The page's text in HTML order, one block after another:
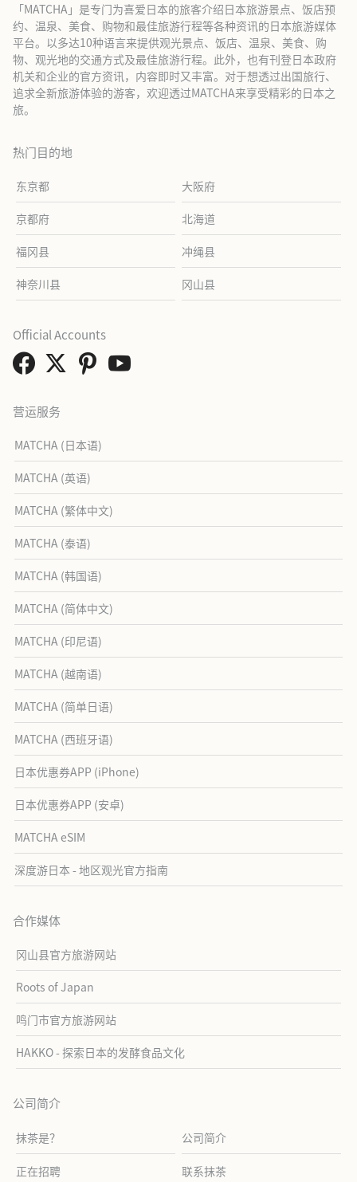
「MATCHA」是专门为喜爱日本的旅客介绍日本旅游景点、饭店预
约、温泉、美食、购物和最佳旅游行程等各种资讯的日本旅游媒体
平台。以多达10种语言来提供观光景点、饭店、温泉、美食、购
物、观光地的交通方式及最佳旅游行程。此外，也有刊登日本政府
机关和企业的官方资讯，内容即时又丰富。对于想透过出国旅行、
追求全新旅游体验的游客，欢迎透过MATCHA来享受精彩的日本之
旅。
热门目的地
东京都 大阪府
京都府 北海道
福冈县 冲绳县
神奈川县 冈山县
营运服务
MATCHA (日本语)
MATCHA (英语)
MATCHA (繁体中文)
MATCHA (泰语)
MATCHA (韩国语)
MATCHA (简体中文)
MATCHA (印尼语)
MATCHA (越南语)
MATCHA (简单日语)
MATCHA (西班牙语)
日本优惠券APP (iPhone)
日本优惠券APP (安卓)
MATCHA eSIM
深度游日本 - 地区观光官方指南
合作媒体
冈山县官方旅游网站
Roots of Japan
鸣门市官方旅游网站
HAKKO - 探索日本的发酵食品文化
公司简介
抹茶是？ 公司简介
正在招聘 联系抹茶
Official Accounts